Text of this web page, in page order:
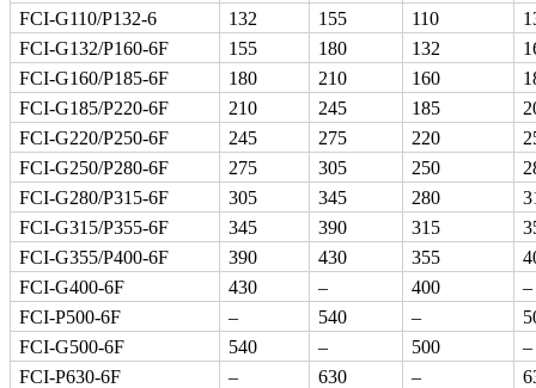
FCI-G110/P132-6
132 155 110
FCI-G132/P160-6F
155 180 132
FCI-G160/P185-6F
180 210 160
FCI-G185/P220-6F
210 245 185
FCI-G220/P250-6F
245 275 220
FCI-G250/P280-6F
275 305 250
FCI-G280/P315-6F
305 345 280
FCI-G315/P355-6F
345 390 315
FCI-G355/P400-6F
390 430 355
FCI-G400-6F
430 – 400
–
FCI-P500-6F
– 540 –
FCI-G500-6F
540 – 500
–
FCI-P630-6F
– 630 –